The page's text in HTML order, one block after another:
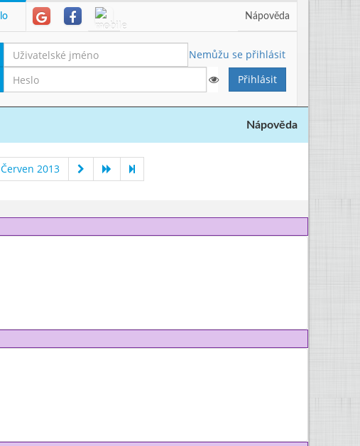
Nápověda
Nemůžu se přihlásit
Nápověda
Červen 2013